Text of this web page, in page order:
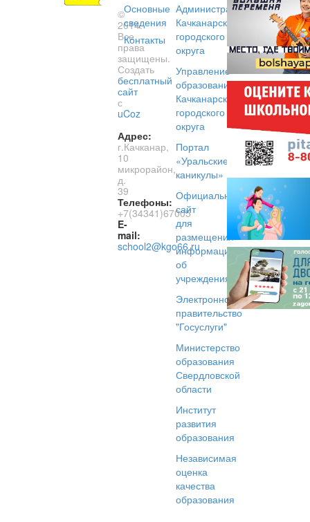
©
2014.
Все
права
защищены.
Создать
бесплатный
сайт
с
uCoz
Адрес:
г.Качканар,
10
микрорайон,
д.
39
Телефоны:
+7(34341)67005
E-
mail:
school2@kgo66.ru
Основные
сведения
Контакты
Администрация
Качканарского
городского
округа
Управление
образованием
Качканарского
городского
округа
Портал
«Уральские
каникулы»
Официальный
сайт
для
размещения
информации
об
учреждениях
Электронное
правительство
"Госуслуги"
Министерство
образования
Свердловской
области
Институт
развития
образования
Независимая
оценка
качества
образования